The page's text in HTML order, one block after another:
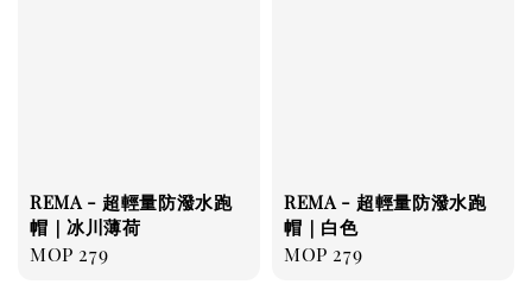
REMA - 超輕量防潑水跑
帽｜冰川薄荷
Regular
MOP 279
REMA - 超輕量防潑水跑
帽｜白色
Regular
MOP 279